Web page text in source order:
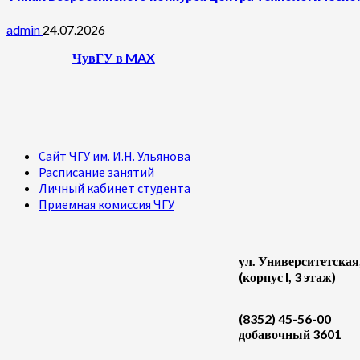
admin 24.07.2026
ЧувГУ в MAX
Сайт ЧГУ им. И.Н. Ульянова
Расписание занятий
Личный кабинет студента
Приемная комиссия ЧГУ
ул.
(корпус I, 3 этаж)
(8352) 45-56-00
добавочный 3601